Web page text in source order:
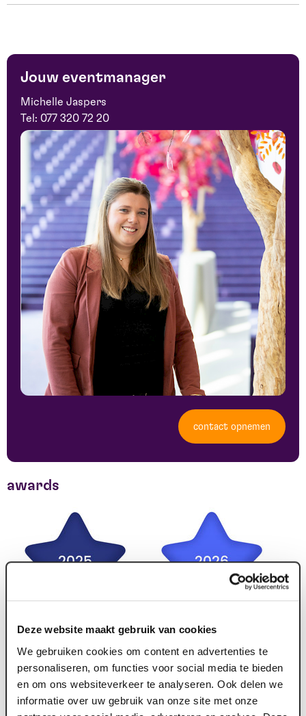
Deze website maakt gebruik van cookies
We gebruiken cookies om content en advertenties te
personaliseren, om functies voor social media te bieden
en om ons websiteverkeer te analyseren. Ook delen we
informatie over uw gebruik van onze site met onze
Jouw eventmanager
Michelle Jaspers
Tel: 077 320 72 20
contact opnemen
awards